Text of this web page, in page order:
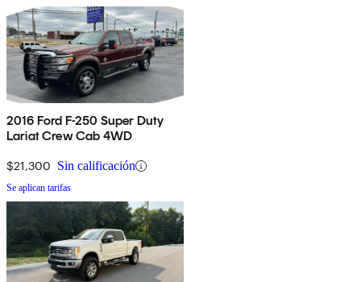
2016 Ford F-250 Super Duty
Lariat Crew Cab 4WD
$21,300 Sin calificación
Se aplican tarifas